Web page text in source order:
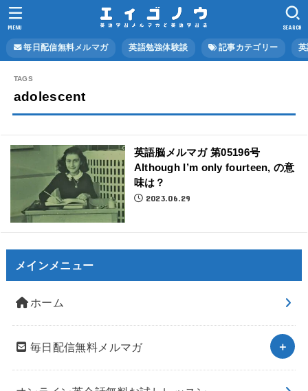
毎日配信無料メルマガ 英語勉強体験談 記事カテゴリー
SEARCH
MENU
adolescent
英語脳メルマガ 第05196号
Although I’m only fourteen, の意
味は？
2023.06.29
メインメニュー
ホーム
毎日配信無料メルマガ